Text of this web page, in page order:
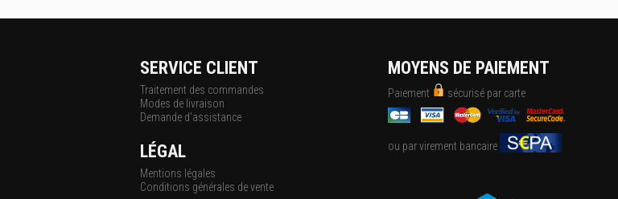
SERVICE CLIENT
Traitement des commandes
Modes de livraison
Demande d'assistance
LÉGAL
Mentions légales
Conditions générales de vente
MOYENS DE PAIEMENT
Paiement sécurisé par carte
ou par virement bancaire